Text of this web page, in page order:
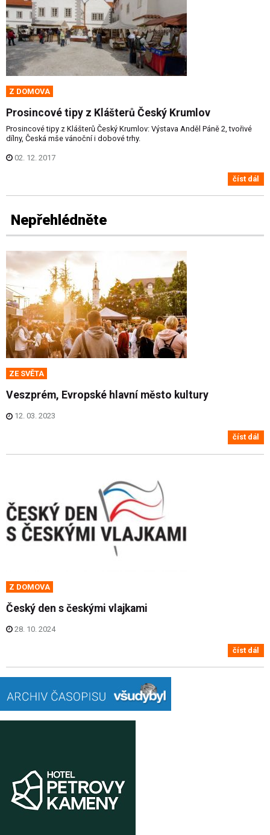
Z DOMOVA
Prosincové tipy z Klášterů Český Krumlov
Prosincové tipy z Klášterů Český Krumlov: Výstava Anděl Páně 2, tvořivé
dílny, Česká mše vánoční i dobové trhy.
02. 12. 2017
číst dál
Nepřehlédněte
ZE SVĚTA
Veszprém, Evropské hlavní město kultury
12. 03. 2023
číst dál
Z DOMOVA
Český den s českými vlajkami
28. 10. 2024
číst dál